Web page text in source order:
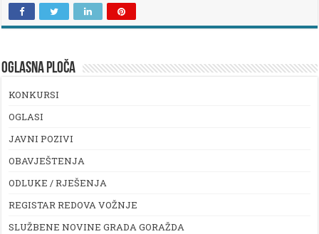
OGLASNA PLOČA
KONKURSI
OGLASI
JAVNI POZIVI
OBAVJEŠTENJA
ODLUKE / RJEŠENJA
REGISTAR REDOVA VOŽNJE
SLUŽBENE NOVINE GRADA GORAŽDA